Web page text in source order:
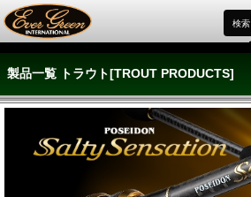
検索
製品一覧 トラウト[TROUT PRODUCTS]